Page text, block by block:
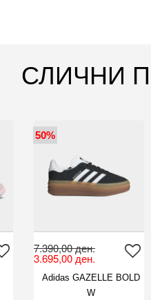
СЛИЧНИ
50%
7.390,00 ден.
3.695,00 ден.
Adidas GAZELLE BOLD
W